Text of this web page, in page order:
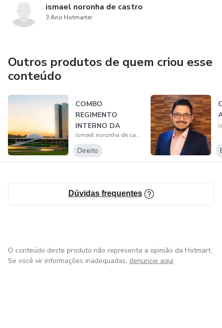
10- Processo Legisaltivo
12 - PODER JUDICIÁRIO
14 - CONTROLE DE CONSTITUCIONALIDADE
ismael noronha de castro
3 Ano Hotmarter
Outros produtos de quem criou esse
conteúdo
COMBO
REGIMENTO
INTERNO DA
CÂMARA DOS
DEPUTADOS +
REGIMENTO...
ismael noronha de castro
Direito
Dúvidas frequentes
O conteúdo deste produto não representa a opinião da Hotmart.
Se você vir informações inadequadas, denuncie aqui